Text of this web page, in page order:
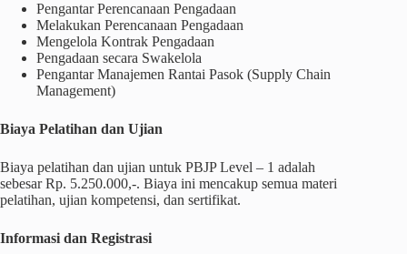
Pengantar Perencanaan Pengadaan
Melakukan Perencanaan Pengadaan
Mengelola Kontrak Pengadaan
Pengadaan secara Swakelola
Pengantar Manajemen Rantai Pasok (Supply Chain
Management)
Biaya Pelatihan dan Ujian
Biaya pelatihan dan ujian untuk PBJP Level – 1 adalah
sebesar Rp. 5.250.000,-. Biaya ini mencakup semua materi
pelatihan, ujian kompetensi, dan sertifikat.
Informasi dan Registrasi